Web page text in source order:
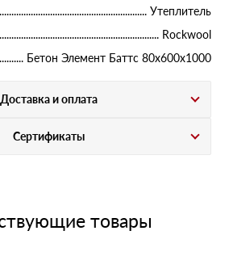
Утеплитель
Rockwool
Бетон Элемент Баттс 80х600х1000
Доставка и оплата
Сертификаты
товары